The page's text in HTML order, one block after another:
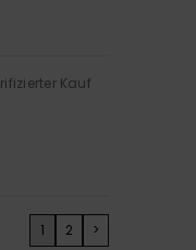
Kauf
1 2 >